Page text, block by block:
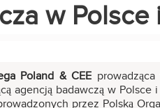
w
Poland & CEE
agencją badawczą w
przez Polską